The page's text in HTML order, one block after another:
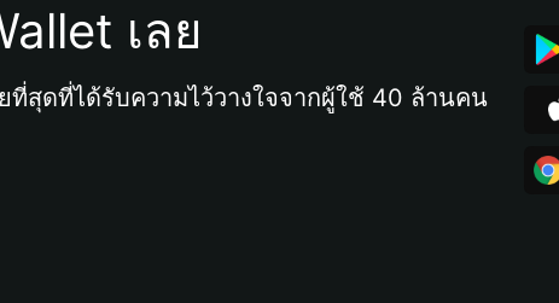
เลย
สุดที่ได้รับความไว้วางใจจากผู้ใช้ 40 ล้านคน